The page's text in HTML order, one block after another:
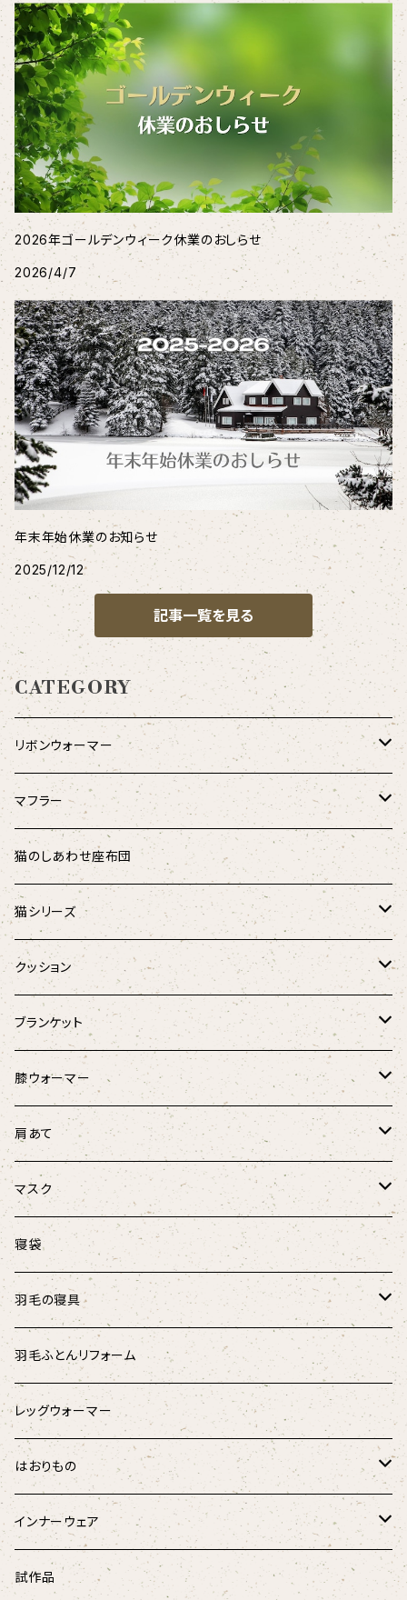
2026年ゴールデンウィーク休業のおしらせ
2026/4/7
年末年始休業のお知らせ
2025/12/12
記事一覧を見る
CATEGORY
リボンウォーマー
リバーシブル
シャギーアニマル
アニマル
麻と羽毛のリボンウォーマー
Fabric by BEST OF MORRIS
フローラル・ボタニカル
春風リボンウォーマー
にゃんこ柄
マリンストライプ
キッズ
パラリンアート
スウェード
チェック柄
ドット柄
和柄
マフラー
ダウンマフラー
オーガニックコットンダウンマフラー
猫のしあわせ座布団
猫シリーズ
猫のしあわせ座布団
猫のしあわせ座布団(クールタイプ)
羽毛のラウンドベッド
けりぐるみ
にゃんこ柄リボンウォーマー
キャットテント
クッション
猫としあわせクッション
ブランケット
キャンディーケット
膝ウォーマー
ほっこり膝ウォーマー3D
肩あて
ボア肩あて
オーガニックコットン肩あて
マスク
涼しげマスク（大人用）
涼しげマスク（キッズ･ジュニア用）
マスク用ひも
寝袋
羽毛の寝具
羽根のベッドパッド
羽根枕
羽毛掛けふとん
羽毛ふとんリフォーム
レッグウォーマー
はおりもの
はんてん
インナーウェア
ペチコート
試作品